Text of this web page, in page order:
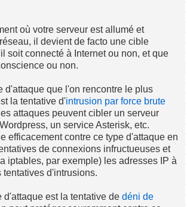
où votre serveur est allumé et
il devient de facto une cible
soit connecté à Internet ou non, et que
ou non.
d'attaque que l'on rencontre le plus
la tentative d'intrusion par force brute
attaques peuvent cibler un serveur
un service Asterisk, etc.
efficacement contre ce type d'attaque en
de connexions infructueuses et
iptables, par exemple) les adresses IP à
tentatives d'intrusions.
d'attaque est la tentative dedéni de